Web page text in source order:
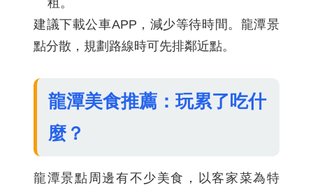
租。
建議下載公車APP，減少等待時間。龍潭景
點分散，規劃路線時可先排鄰近點。
龍潭美食推薦：玩累了吃什
麼？
龍潭景點周邊有不少美食，以客家菜為特